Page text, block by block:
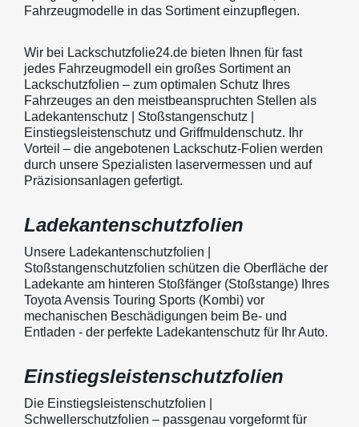
Fahrzeugmodelle in das Sortiment einzupflegen.
Wir bei Lackschutzfolie24.de bieten Ihnen für fast
jedes Fahrzeugmodell ein großes Sortiment an
Lackschutzfolien – zum optimalen Schutz Ihres
Fahrzeuges an den meistbeanspruchten Stellen als
Ladekantenschutz | Stoßstangenschutz |
Einstiegsleistenschutz und Griffmuldenschutz. Ihr
Vorteil – die angebotenen Lackschutz-Folien werden
durch unsere Spezialisten laservermessen und auf
Präzisionsanlagen gefertigt.
Ladekantenschutzfolien
Unsere Ladekantenschutzfolien |
Stoßstangenschutzfolien schützen die Oberfläche der
Ladekante am hinteren Stoßfänger (Stoßstange) Ihres
Toyota Avensis Touring Sports (Kombi) vor
mechanischen Beschädigungen beim Be- und
Entladen - der perfekte Ladekantenschutz für Ihr Auto.
Einstiegsleistenschutzfolien
Die Einstiegsleistenschutzfolien |
Schwellerschutzfolien – passgenau vorgeformt für